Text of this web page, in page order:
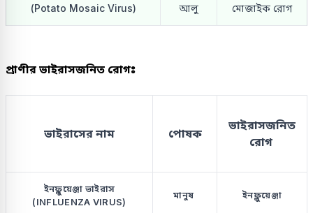
(Potato Mosaic Virus)
আলু
মোজাইক রোগ
প্রাণীর ভাইরাসজনিত রোগঃ
ভাইরাসের নাম পোষক
ভাইরাসজনিত
রোগ
ইনফ্লুয়েঞ্জা ভাইরাস
(INFLUENZA VIRUS)
মানুষ ইনফ্লুয়েঞ্জা